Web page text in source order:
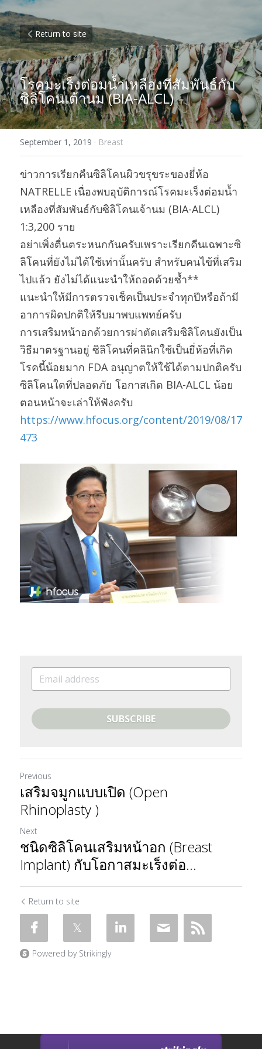
Return to site
โรคมะเร็งต่อมน้ำเหลืองที่สัมพันธ์กับ
ซิลิโคนเต้านม (BIA-ALCL)
September 1, 2019 · Breast
ข่าวการเรียกคืนซิลิโคนผิวขรุขระของยี่ห้อ
NATRELLE เนื่องพบอุบัติการณ์โรคมะเร็งต่อมน้ำ
เหลืองที่สัมพันธ์กับซิลิโคนเจ้านม (BIA-ALCL)
1:3,200 ราย
อย่าเพิ่งตื่นตระหนกกันครับเพราะเรียกคืนเฉพาะซิ
ลิโคนที่ยังไม่ได้ใช้เท่านั้นครับ สำหรับคนไข้ที่เสริม
ไปแล้ว ยังไม่ได้แนะนำให้ถอดด้วยซ้ำ**
แนะนำให้มีการตรวจเช็คเป็นประจำทุกปีหรือถ้ามี
อาการผิดปกติให้รีบมาพบแพทย์ครับ
การเสริมหน้าอกด้วยการผ่าตัดเสริมซิลิโคนยังเป็น
วิธีมาตรฐานอยู่ ซิลิโคนที่คลินิกใช้เป็นยี่ห้อที่เกิด
โรคนี้น้อยมาก FDA อนุญาตให้ใช้ได้ตามปกติครับ
ซิลิโคนใดที่ปลอดภัย โอกาสเกิด BIA-ALCL น้อย
ตอนหน้าจะเล่าให้ฟังครับ
https://www.hfocus.org/content/2019/08/17
473
SUBSCRIBE
Previous
เสริมจมูกแบบเปิด (Open
Rhinoplasty )
Next
ชนิดซิลิโคนเสริมหน้าอก (Breast
Implant) กับโอกาสมะเร็งต่อ...
Return to site
Powered by Strikingly